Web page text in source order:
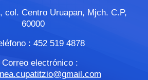
col. Centro Uruapan, Mjch. C.P,
60000
: 452 519 4878
Correo electrónico :